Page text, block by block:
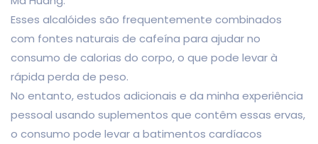
Esses alcalóides são frequentemente combinados
com fontes naturais de cafeína para ajudar no
consumo de calorias do corpo, o que pode levar à
rápida perda de peso.
No entanto, estudos adicionais e da minha experiência
pessoal usando suplementos que contêm essas ervas,
o consumo pode levar a batimentos cardíacos